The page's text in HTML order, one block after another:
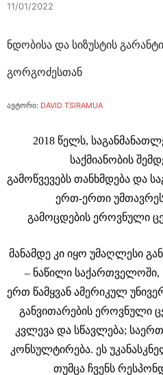
11/01/2022
ნდობისა და სიზუსტის
გორგოძესთან
ავტორი: DAVID TSIRAMUA
2018 წელს,
საქმიანობის
გამოწვევებს თანხმდება და
ერთ-ერთი
გამოცდების ეროვნული
მანამდე კი იყო უმაღლესი
– ნაწილი
ერთ წამყვან ამერიკულ
განვითარების ეროვნული
კვლევა და სწავლება;
კონსულტირება. ეს
თუმცა ჩვენს